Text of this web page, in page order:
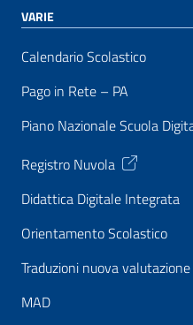
VARIE
Calendario Scolastico
Pago in Rete – PA
Piano Nazionale Scuola
Registro Nuvola
Didattica Digitale Integrata
Orientamento Scolastico
Traduzioni nuova
MAD